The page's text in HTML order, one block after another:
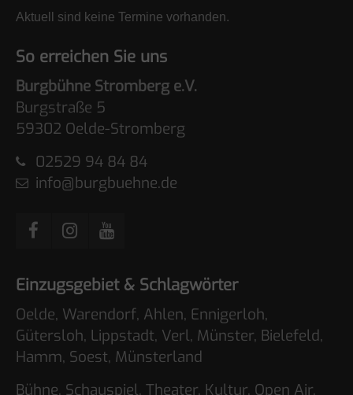
Aktuell sind keine Termine vorhanden.
So erreichen Sie uns
Burgbühne Stromberg e.V.
Burgstraße 5
59302 Oelde-Stromberg
02529 94 84 84
info@burgbuehne.de
Einzugsgebiet & Schlagwörter
Oelde, Warendorf, Ahlen, Ennigerloh,
Gütersloh, Lippstadt, Verl, Münster, Bielefeld,
Hamm, Soest, Münsterland
Bühne, Schauspiel, Theater, Kultur, Open Air,